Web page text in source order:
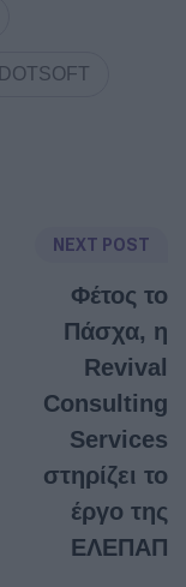
DOTSOFT
NEXT POST
Φέτος το
Πάσχα, η
Revival
Consulting
Services
στηρίζει το
έργο της
ΕΛΕΠΑΠ